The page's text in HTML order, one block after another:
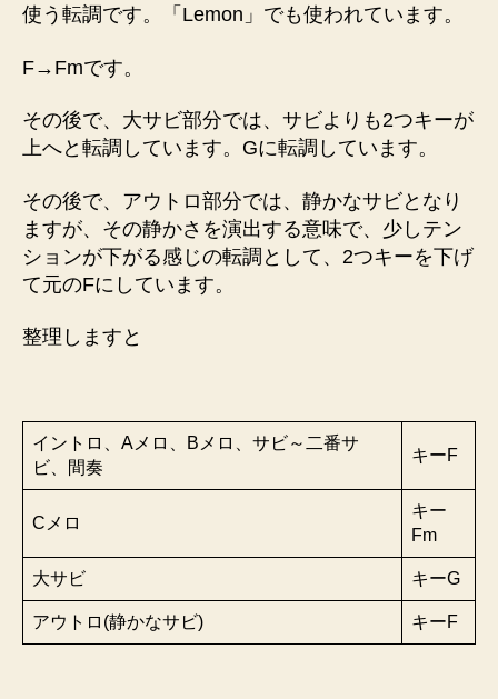
使う転調です。「Lemon」でも使われています。
F→Fmです。
その後で、大サビ部分では、サビよりも2つキーが
上へと転調しています。Gに転調しています。
その後で、アウトロ部分では、静かなサビとなり
ますが、その静かさを演出する意味で、少しテン
ションが下がる感じの転調として、2つキーを下げ
て元のFにしています。
整理しますと
イントロ、Aメロ、Bメロ、サビ～二番サ
ビ、間奏
キーF
Cメロ
キー
Fm
大サビ キーG
アウトロ(静かなサビ) キーF